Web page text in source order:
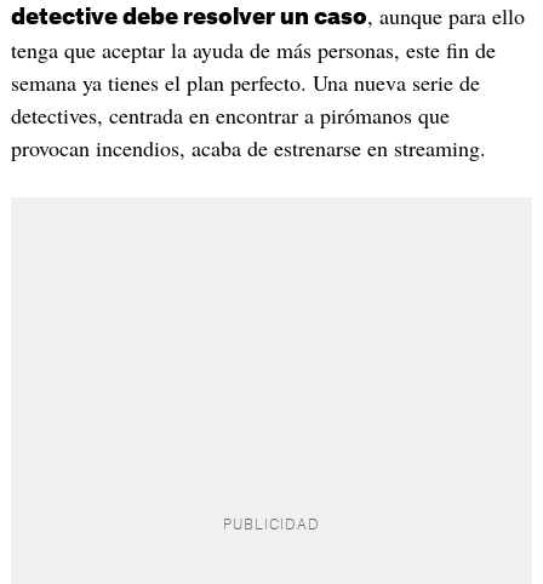
detective debe resolver un caso, aunque para ello
tenga que aceptar la ayuda de más personas, este fin de
semana ya tienes el plan perfecto. Una nueva serie de
detectives, centrada en encontrar a pirómanos que
provocan incendios, acaba de estrenarse en streaming.